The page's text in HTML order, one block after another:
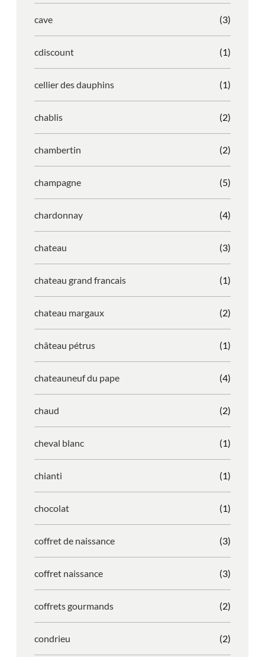
cave (3)
cdiscount (1)
cellier des dauphins (1)
chablis (2)
chambertin (2)
champagne (5)
chardonnay (4)
chateau (3)
chateau grand francais (1)
chateau margaux (2)
château pétrus (1)
chateauneuf du pape (4)
chaud (2)
cheval blanc (1)
chianti (1)
chocolat (1)
coffret de naissance (3)
coffret naissance (3)
coffrets gourmands (2)
condrieu (2)